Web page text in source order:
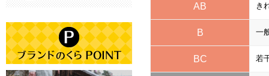
AB き
B 一
BC 若